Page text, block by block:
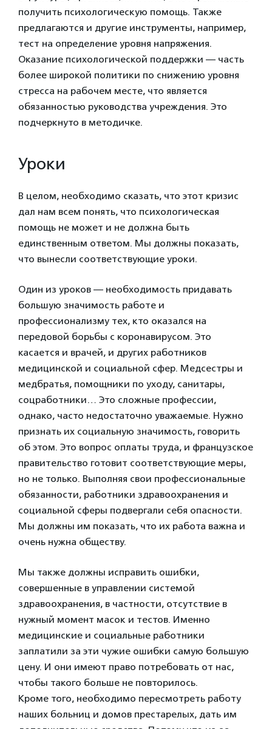
получить психологическую помощь. Также
предлагаются и другие инструменты, например,
тест на определение уровня напряжения.
Оказание психологической поддержки — часть
более широкой политики по снижению уровня
стресса на рабочем месте, что является
обязанностью руководства учреждения. Это
подчеркнуто в методичке.
Уроки
В целом, необходимо сказать, что этот кризис
дал нам всем понять, что психологическая
помощь не может и не должна быть
единственным ответом. Мы должны показать,
что вынесли соответствующие уроки.
Один из уроков — необходимость придавать
большую значимость работе и
профессионализму тех, кто оказался на
передовой борьбы с коронавирусом. Это
касается и врачей, и других работников
медицинской и социальной сфер. Медсестры и
медбратья, помощники по уходу, санитары,
соцработники… Это сложные профессии,
однако, часто недостаточно уважаемые. Нужно
признать их социальную значимость, говорить
об этом. Это вопрос оплаты труда, и французское
правительство готовит соответствующие меры,
но не только. Выполняя свои профессиональные
обязанности, работники здравоохранения и
социальной сферы подвергали себя опасности.
Мы должны им показать, что их работа важна и
очень нужна обществу.
Мы также должны исправить ошибки,
совершенные в управлении системой
здравоохранения, в частности, отсутствие в
нужный момент масок и тестов. Именно
медицинские и социальные работники
заплатили за эти чужие ошибки самую большую
цену. И они имеют право потребовать от нас,
чтобы такого больше не повторилось.
Кроме того, необходимо пересмотреть работу
наших больниц и домов престарелых, дать им